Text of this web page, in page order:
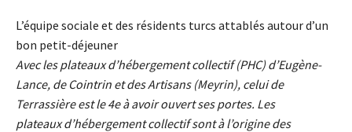
L’équipe sociale et des résidents turcs attablés autour d’un
bon petit-déjeuner
Avec les plateaux d’hébergement collectif (PHC) d’Eugène-
Lance, de Cointrin et des Artisans (Meyrin), celui de
Terrassière est le 4e à avoir ouvert ses portes. Les
plateaux d’hébergement collectif sont à l’origine des